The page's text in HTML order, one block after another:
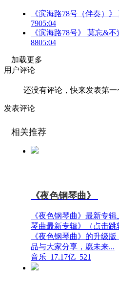
《滨海路78号（伴奏）
7905:04
《滨海路78号》 莫忘&
8805:04
加载更多
用户评论
还没有评论，快来发表第一
发表评论
相关推荐
《夜色钢琴曲》
《夜色钢琴曲》最新专
琴曲最新专辑》（点击
《夜色钢琴曲》的升级
品与大家分享，愿未来...
音乐 17.17亿 521